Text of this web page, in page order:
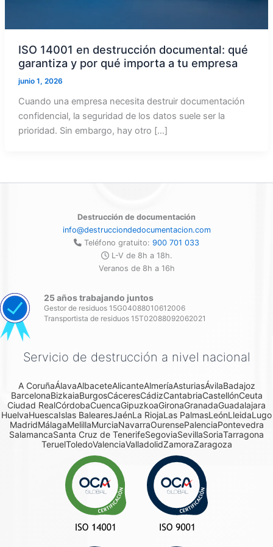
ISO 14001 en destrucción documental: qué
garantiza y por qué importa a tu empresa
junio 1, 2026
Cuando una empresa necesita destruir documentación
confidencial, la seguridad de los datos suele ser la
prioridad. Sin embargo, hay otro […]
Destrucción de documentación
info@destrucciondedocumentacion.com
Teléfono gratuito: 900 701 033
L-V de 8h a 18h.
Veranos de 8h a 16h
25 años trabajando juntos
Gestor de residuos 15G04088010612006
Transportista de residuos 15T02088092062021
Servicio de destrucción a nivel nacional
A CoruñaÁlavaAlbaceteAlicanteAlmeríaAsturiasÁvilaBadajoz
BarcelonaBizkaiaBurgosCáceresCádizCantabriaCastellónCeuta
Ciudad RealCórdobaCuencaGipuzkoaGironaGranadaGuadalajara
HuelvaHuescaIslas BalearesJaénLa RiojaLas PalmasLeónLleidaLugo
MadridMálagaMelillaMurciaNavarraOurensePalenciaPontevedra
SalamancaSanta Cruz de TenerifeSegoviaSevillaSoriaTarragona
TeruelToledoValenciaValladolidZamoraZaragoza